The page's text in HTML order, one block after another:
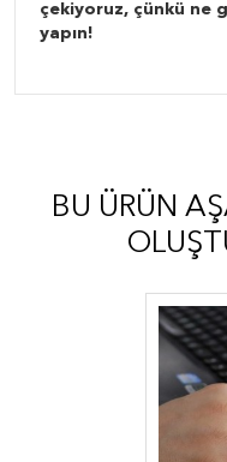
çekiyoruz, çünkü ne
yapın!
BU ÜRÜN